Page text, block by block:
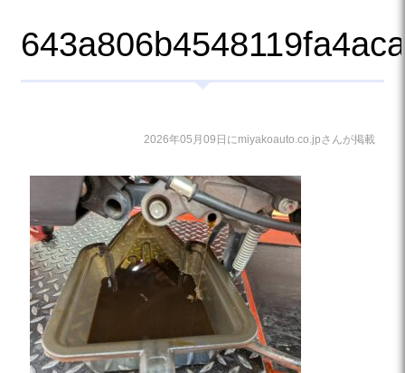
2026年05月09日にmiyakoauto.co.jpさんが掲載